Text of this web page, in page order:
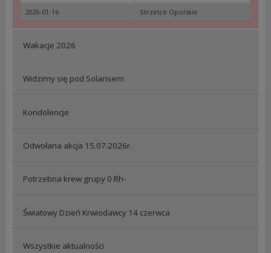
2026-01-16
Strzelce Opolskie
Wakacje 2026
Widzimy się pod Solarisem
Kondolencje
Odwołana akcja 15.07.2026r.
Potrzebna krew grupy 0 Rh-
Światowy Dzień Krwiodawcy 14 czerwca
Wszystkie aktualności